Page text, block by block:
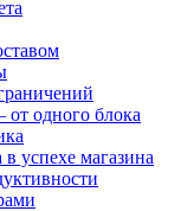
одного блока
успехе магазина